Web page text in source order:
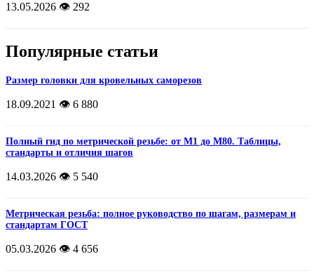
13.05.2026 👁️ 292
Популярные статьи
Размер головки для кровельных саморезов
18.09.2021 👁️ 6 880
Полный гид по метрической резьбе: от М1 до М80. Таблицы,
стандарты и отличия шагов
14.03.2026 👁️ 5 540
Метрическая резьба: полное руководство по шагам, размерам и
стандартам ГОСТ
05.03.2026 👁️ 4 656